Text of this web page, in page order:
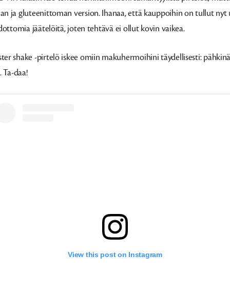
ja gluteenittoman version. Ihanaa, että kauppoihin on tullut nyt
jäätelöitä, joten tehtävä ei ollut kovin vaikea.
shake -pirtelö iskee omiin makuhermoihini täydellisesti:
Ta-daa!
View this post on Instagram